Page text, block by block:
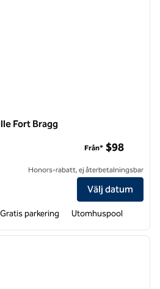
Fort Bragg
Inn Fayetteville Fort Bragg
Från* $98
Honors-rabatt, ej återbetalningsbar
Välj datum
Gratis parkering Utomhuspool
nästa